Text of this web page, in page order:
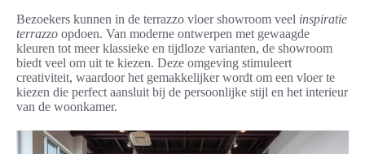
Bezoekers kunnen in de terrazzo vloer showroom veel inspiratie
terrazzo opdoen. Van moderne ontwerpen met gewaagde
kleuren tot meer klassieke en tijdloze varianten, de showroom
biedt veel om uit te kiezen. Deze omgeving stimuleert
creativiteit, waardoor het gemakkelijker wordt om een vloer te
kiezen die perfect aansluit bij de persoonlijke stijl en het interieur
van de woonkamer.